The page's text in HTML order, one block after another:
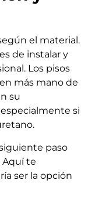
el material.
de instalar y
Los pisos
más mano de
su
si
paso
Aquí te
ser la opción